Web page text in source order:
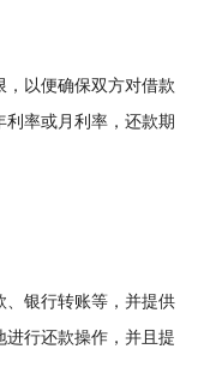
以便确保双方对借款
率或月利率，还款期
银行转账等，并提供
行还款操作，并且提